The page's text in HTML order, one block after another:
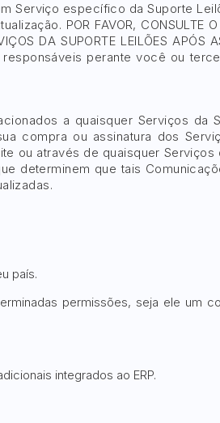
Serviço específico da Suporte
POR FAVOR, CONSULTE O
DA SUPORTE LEILÕES APÓS
responsáveis perante você ou
a quaisquer Serviços da
compra ou assinatura dos
ou através de quaisquer
determinem que tais
país.
permissões, seja ele um
integrados ao ERP.